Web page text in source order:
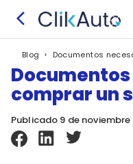
Blog › Documentos
comprar un
Publicado 9 de